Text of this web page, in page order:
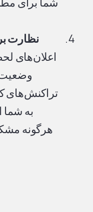
نظارت
تراکنش‌های
به شما
هرگونه